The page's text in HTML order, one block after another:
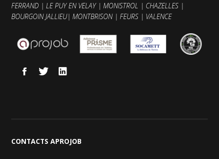
FERRAND | LE PUY EN VELAY| MONISTROL | CHAZELLES |
BOURGOIN JALLIEU| MONTBRISON | FEURS | VALENCE
CONTACTS APROJOB